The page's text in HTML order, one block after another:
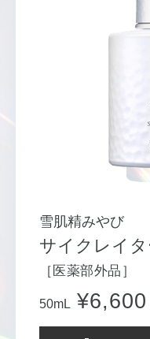
雪肌精みやび
サイクレイ
［医薬部外品］
50mL ¥6,600